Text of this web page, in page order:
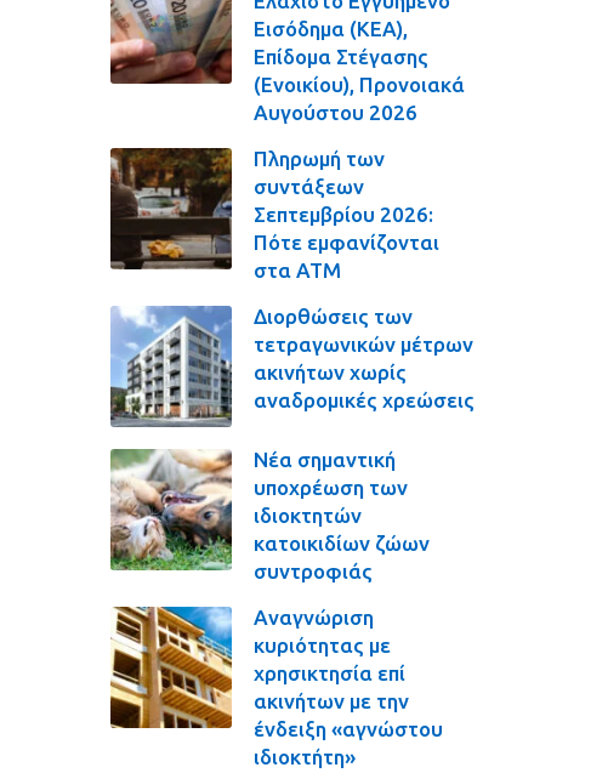
Εισόδημα (ΚΕΑ),
Επίδομα Στέγασης
(Ενοικίου), Προνοιακά
Αυγούστου 2026
Πληρωμή των
συντάξεων
Σεπτεμβρίου 2026:
Πότε εμφανίζονται
στα ΑΤΜ
Διορθώσεις των
τετραγωνικών μέτρων
ακινήτων χωρίς
αναδρομικές χρεώσεις
Νέα σημαντική
υποχρέωση των
ιδιοκτητών
κατοικιδίων ζώων
συντροφιάς
Αναγνώριση
κυριότητας με
χρησικτησία επί
ακινήτων με την
ένδειξη «αγνώστου
ιδιοκτήτη»